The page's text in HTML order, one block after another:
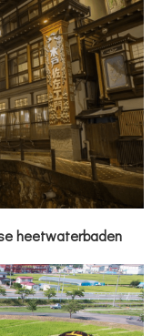
heetwaterbaden